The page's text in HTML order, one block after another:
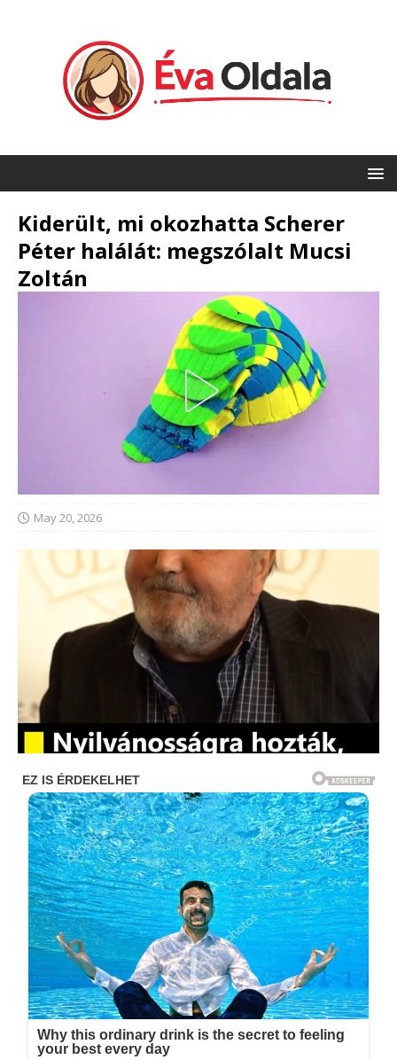
Kiderült, mi okozhatta Scherer
Péter halálát: megszólalt Mucsi
Zoltán
May 20, 2026